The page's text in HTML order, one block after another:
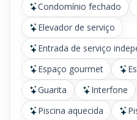
Condomínio fechado
Elevador de serviço
Entrada de serviço
Espaço gourmet
Guarita
Interfone
Piscina aquecida